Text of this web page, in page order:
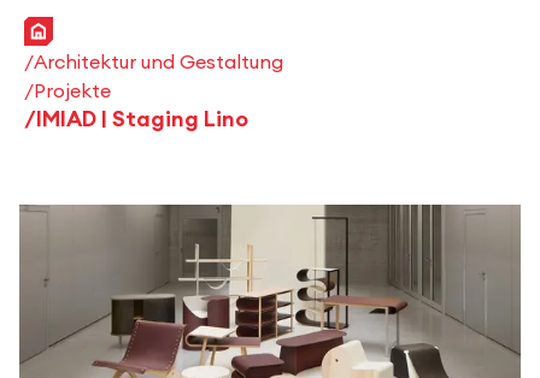
Startseite
Architektur und Gestaltung
Projekte
IMIAD | Staging Lino